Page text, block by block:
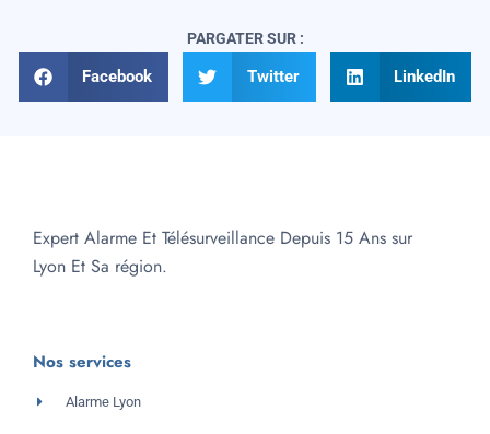
PARGATER SUR :
Facebook Twitter LinkedIn
Expert Alarme Et Télésurveillance Depuis 15 Ans sur
Lyon Et Sa région.
Nos services
Alarme Lyon